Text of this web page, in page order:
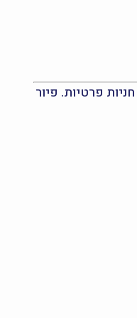
משפחתי ושתי חניות פרטיות. פיור